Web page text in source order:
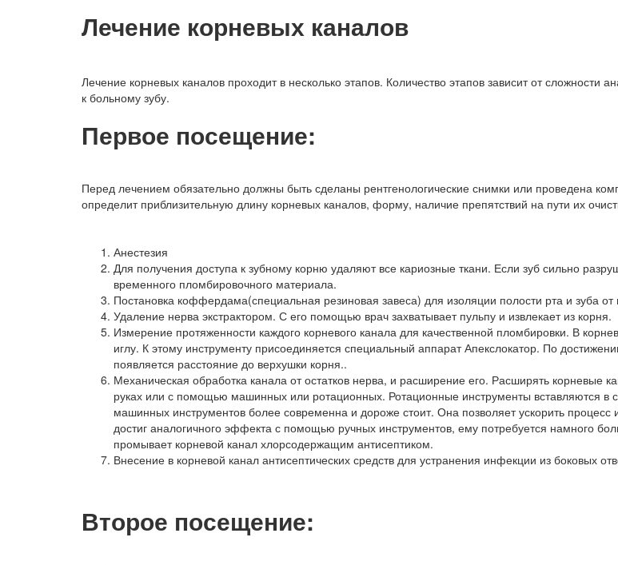
Лечение корневых каналов
Лечение корневых каналов проходит в несколько этапов. Количество этапов зависит от сложности
к больному зубу.
Первое посещение:
Перед лечением обязательно должны быть сделаны рентгенологические снимки или проведена
определит приблизительную длину корневых каналов, форму, наличие препятствий на пути их
Анестезия
Для получения доступа к зубному корню удаляют все кариозные ткани. Если зуб сильно
временного пломбировочного материала.
Постановка коффердама(специальная резиновая завеса) для изоляции полости рта и зуба
Удаление нерва экстрактором. С его помощью врач захватывает пульпу и извлекает из корня.
Измерение протяженности каждого корневого канала для качественной пломбировки. В
иглу. К этому инструменту присоединяется специальный аппарат Апекслокатор. По
появляется расстояние до верхушки корня..
Механическая обработка канала от остатков нерва, и расширение его. Расширять
руках или с помощью машинных или ротационных. Ротационные инструменты вставляются в
машинных инструментов более современна и дороже стоит. Она позволяет ускорить процесс
достиг аналогичного эффекта с помощью ручных инструментов, ему потребуется намного
промывает корневой канал хлорсодержащим антисептиком.
Внесение в корневой канал антисептических средств для устранения инфекции из боковых
Второе посещение: